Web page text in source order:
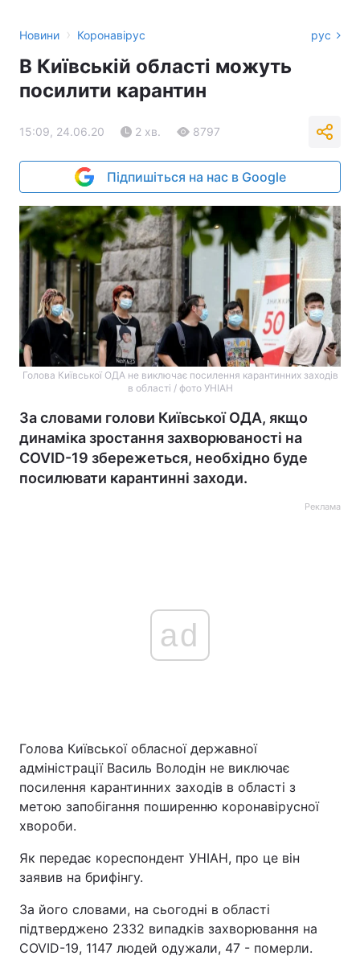
Новини › Коронавірус рус
В Київській області можуть
посилити карантин
15:09, 24.06.20 2 хв. 8797
Підпишіться на нас в Google
Голова Київської ОДА не виключає посилення карантинних заходів
в області / фото УНІАН
За словами голови Київської ОДА, якщо
динаміка зростання захворюваності на
COVID-19 збережеться, необхідно буде
посилювати карантинні заходи.
Реклама
ad
Голова Київської обласної державної
адміністрації Василь Володін не виключає
посилення карантинних заходів в області з
метою запобігання поширенню коронавірусної
хвороби.
Як передає кореспондент УНІАН, про це він
заявив на брифінгу.
За його словами, на сьогодні в області
підтверджено 2332 випадків захворювання на
COVID-19, 1147 людей одужали, 47 - померли.